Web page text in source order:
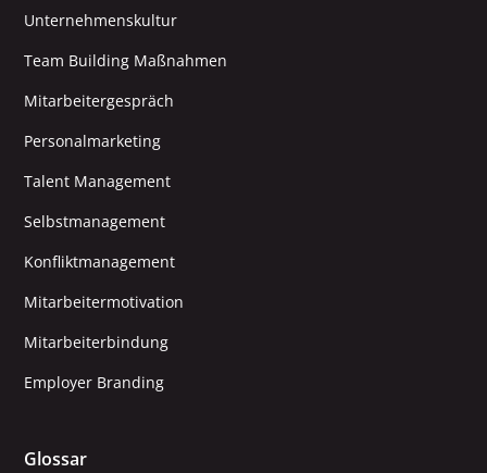
Unternehmenskultur
Team Building Maßnahmen
Mitarbeitergespräch
Personalmarketing
Talent Management
Selbstmanagement
Konfliktmanagement
Mitarbeitermotivation
Mitarbeiterbindung
Employer Branding
Glossar